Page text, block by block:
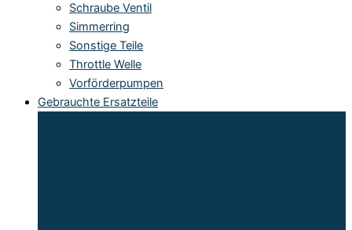
Schraube Ventil
Simmerring
Sonstige Teile
Throttle Welle
Vorförderpumpen
Gebrauchte Ersatzteile